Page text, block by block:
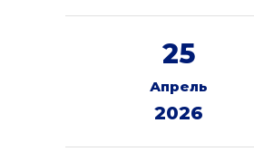
25
Апрель
2026